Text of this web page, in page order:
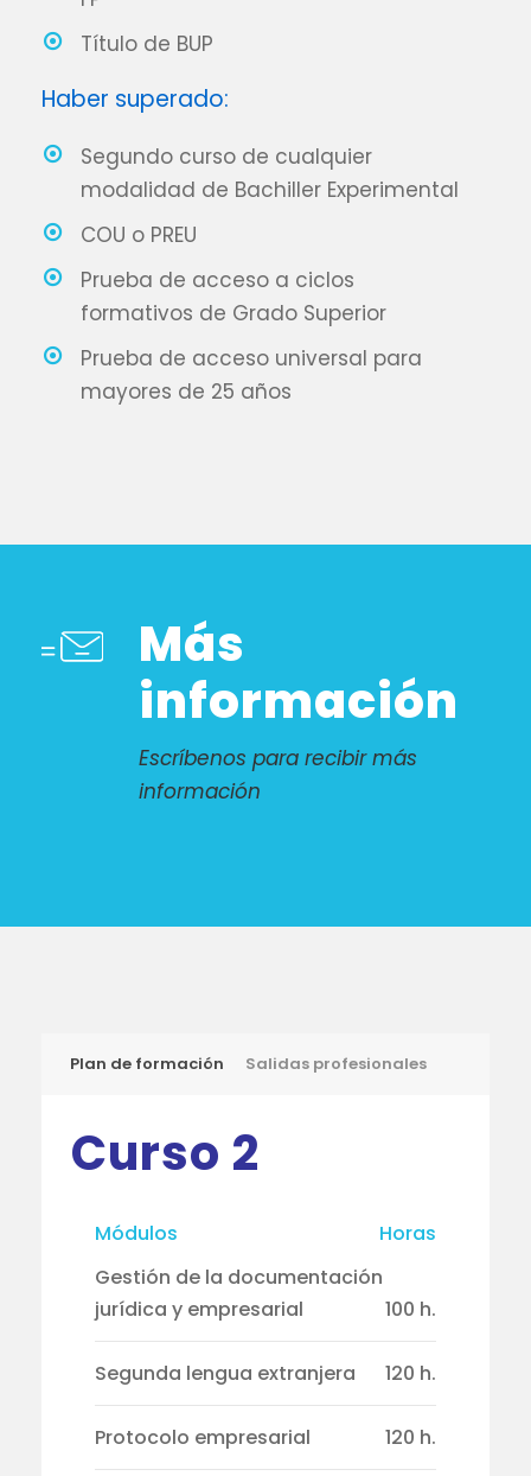
Título de BUP
Haber superado:
Segundo curso de cualquier
modalidad de Bachiller Experimental
COU o PREU
Prueba de acceso a ciclos
formativos de Grado Superior
Prueba de acceso universal para
mayores de 25 años
Más
información
Escríbenos para recibir más
información
Plan de formación Salidas profesionales
Curso 2
Módulos
Horas
Gestión de la documentación
jurídica y empresarial
100 h.
Segunda lengua extranjera 120 h.
Protocolo empresarial 120 h.